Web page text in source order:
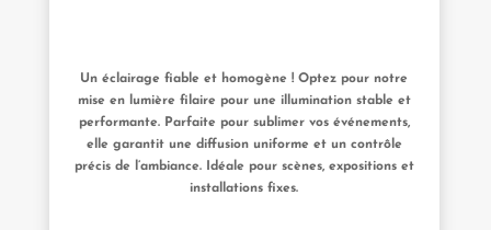
Un éclairage fiable et homogène ! Optez pour notre
mise en lumière filaire pour une illumination stable et
performante. Parfaite pour sublimer vos événements,
elle garantit une diffusion uniforme et un contrôle
précis de l’ambiance. Idéale pour scènes, expositions et
installations fixes.